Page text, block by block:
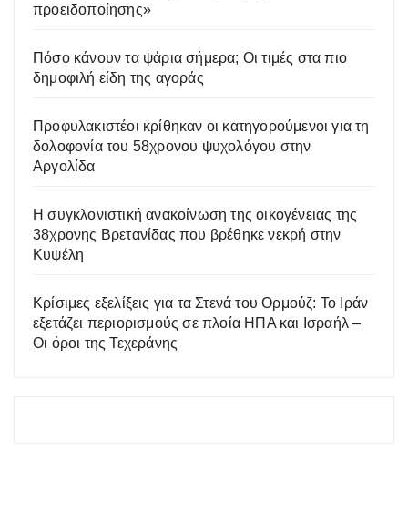
προειδοποίησης»
Πόσο κάνουν τα ψάρια σήμερα; Οι τιμές στα πιο
δημοφιλή είδη της αγοράς
Προφυλακιστέοι κρίθηκαν οι κατηγορούμενοι για τη
δολοφονία του 58χρονου ψυχολόγου στην
Αργολίδα
Η συγκλονιστική ανακοίνωση της οικογένειας της
38χρονης Βρετανίδας που βρέθηκε νεκρή στην
Κυψέλη
Κρίσιμες εξελίξεις για τα Στενά του Ορμούζ: Το Ιράν
εξετάζει περιορισμούς σε πλοία ΗΠΑ και Ισραήλ –
Οι όροι της Τεχεράνης